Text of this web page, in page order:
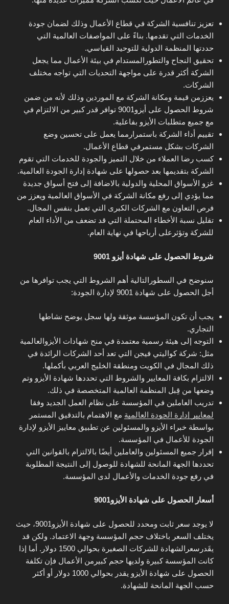
تعزيز تنافسية الشركة في قطاع الأعمال وذلك لضمان جودة
الخدمات التي تقدمها. بناءً على المواصفات العالمية التي
حددتها المنظمة الدولية للتوحيد القياسي.
تحقيق النجاح والتطورالمستدام في بيئة الأعمال مما يجعل
الشركة أكثر قدرة على مواجهة التحديات التي تواجه مختلف
الشركات.
يعززمن قيمة ومكانة الشركة مع الموردين وذلك لأنه من ضمن
شروط الحصول على أيزو9001 توافر قدر كبير من الالتزام في
مع جميع متطلبات الأيزو بفاعلية.
تقييم أداء الشركة باستمرارمما يعمل على تحسين وضع
الشركات بشكل مستمرفي قطاع الأعمال.
كسب رضا العملاء من خلال التميز والجودة للخدمات التي تقوم
الشركة بتقديمها بعد حصولها على شهادة إدارة الجودة العالمية.
غزو الأسواق المحلية والدولية بالاضافة إلى فتح أسواق جديدة
مما يؤدي إلى رفع مكانة الشركة في الأسواق العالمية ويعزز من
فرص التعاون مع الشركات الكبرى التي تعمل بنفس المجال.
تقليل نسبة الأخطاء المحتملة التي قد تضعف من الأداء العام
للشركة وتؤثرعلى أرباحها في نهاية العام.
شروط الحصول على شهادة أيزو 9001
سنوضح في السطورالتالية أهم الشروط التي يجب توافرها من
أجل الحصول على شهادة 9001 لإدارة الجودة:
يجب أن تكون المؤسسة موثقة ولها سجل يوضح نشاطها
التجاري.
التوجه إلى هيئة رسمية معتمدة في منح شهادات الأيزوالعالمية
مثل: شركة كواليتي فيجن التي تعد أحد الشركات الرائدة في
ذلك المجال في الكويت ومنطقة الخليج العربي بأكملها.
الالتزام بكافة المعايير والشروط التي تحددها شهادة الأيزو وتم
وضعها من قِبل المنظمة العالمية المتخصصة في ذلك.
تدريب العاملين في المؤسسة على نظام العمل الجديد وفقا
لمعايير إدارة الجودة العالمية مع الاهتمام بالتدقيق المستمر
بواسطة خبراء الأيزو والمسئولين عن تطبيق معاييز الأيزو لإدارة
الجودة للأعمال في المؤسسة.
إقرار جميع المسئولين والعاملين أيضًا بالالتزام بالقوانين التي
تحددها الجهة المانحة للشهادة للوصول إلى النتيجة المطلوبة
في رفع جودة الخدمات والأعمال لدى المؤسسة.
أسعار الحصول على شهادة الأيزو9001
لا يوجد سعر ثابت ومحدد للحصول على شهادة الأيزو9001، حيث
يختلف السعر باختلاف حجم المؤسسة وجهة الاعتماد. ولكن قد
يقَدرسعرالشهادة للشركات الصغيرة بحوالي 1500 دولار. أما إذا
كانت المؤسسة كبيرة ولديها حجم كبيرمن الأعمال فإن تكلفة
الحصول على شهادة الأيزو يقدر بحوالي 1000 دولار أو أكثر
حسب الجهة المانحة للشهادة.